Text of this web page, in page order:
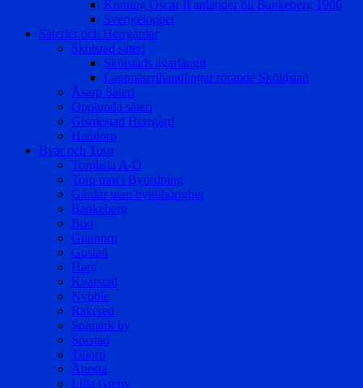
Konung Oscar II anländer till Bankeberg 1906
Sverigeloppet
Säterier och Herrgårdar
Skölstad säteri
Skölstads ägarlängd
Lantmäterihandlingar rörande Sköldstad
Åsarp Säteri
Opplunda säteri
Gismestad Herrgård
Haddorp
Byar och Torp
Torplista A-Ö
Torp mm i Byordning
Gårdar utan bytillhörighet
Bankeberg
Boo
Gunnorp
Gustad
Harg
Kvarstad
Nybble
Rakered
Solmark by
Sörstad
Tillorp
Ånesta
Lilla Greby